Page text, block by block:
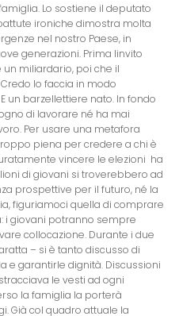
Lo sostiene il deputato
battute ironiche dimostra molta
nel nostro Paese, in
generazioni. Prima linvito
miliardario, poi che il
lo faccia in modo
un barzellettiere nato. In fondo
di lavorare né ha mai
Per usare una metafora
piena per credere a chi è
vincere le elezioni  ha
di giovani si troverebbero ad
prospettive per il futuro, né la
figuriamoci quella di comprare
i giovani potranno sempre
collocazione. Durante i due
– si è tanto discusso di
e garantirle dignità. Discussioni
le vesti ad ogni
la famiglia la porterà
Già col quadro attuale la